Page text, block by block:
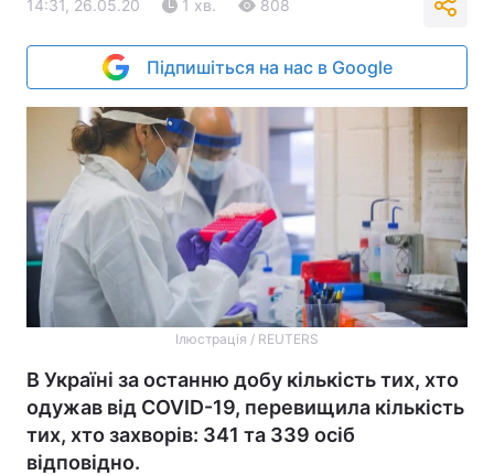
14:31, 26.05.20 1 хв. 808
Підпишіться на нас в Google
Ілюстрація / REUTERS
В Україні за останню добу кількість тих, хто
одужав від COVID-19, перевищила кількість
тих, хто захворів: 341 та 339 осіб
відповідно.